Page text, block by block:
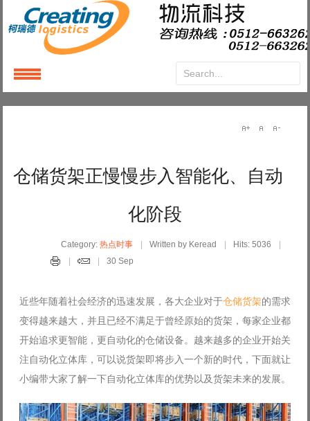
仓储货架正慢慢步入智能化、自动
化阶段
Category:热点时事 Written by Keread
Hits: 5036
30 Sep
近些年随着社会经济的迅速发展，各大企业对于仓储货架的需求
变得越来越大，并且已经不满足于曾经原始的货架，每家企业都
开始追求更智能，更自动化的仓储设备。越来越多的企业开始关
注自动化立体库，可以说货架即将步入一个新的时代，下面就让
小编带大家了解一下自动化立体库的优势以及货架未来的发展。
LoginorRegister
Remember Me
Log in with Facebook
Forgot your password?
Forgot your username?